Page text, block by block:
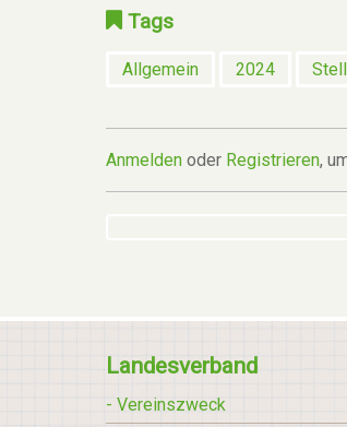
Tags
Allgemein 2024
Anmelden oder Registrieren,
Landesverband
- Vereinszweck